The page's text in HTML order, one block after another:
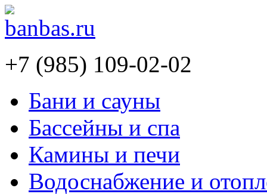
+7 (985) 109-02-02
Бани и сауны
Бассейны и спа
Камины и печи
Водоснабжение и